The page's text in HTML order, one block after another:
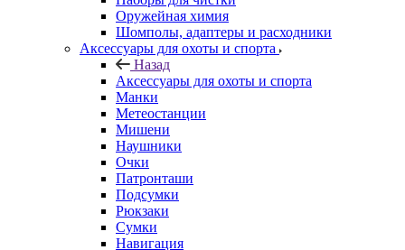
Оружейная химия
Шомполы, адаптеры и расходники
Аксессуары для охоты и спорта
Назад
Аксессуары для охоты и спорта
Манки
Метеостанции
Мишени
Наушники
Очки
Патронташи
Подсумки
Рюкзаки
Сумки
Навигация